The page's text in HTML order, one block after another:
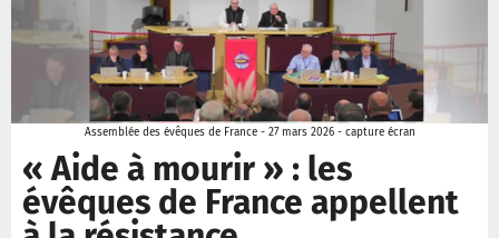
Assemblée des évêques de France - 27 mars 2026 - capture écran
« Aide à mourir » : les
évêques de France appellent